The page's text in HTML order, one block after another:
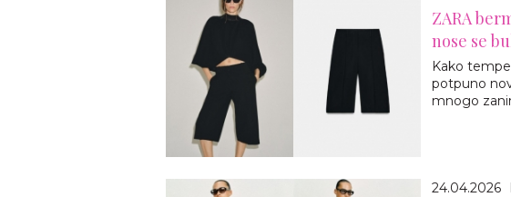
ZARA
nose se
Kako
potpuno
mnogo
24.04.2026